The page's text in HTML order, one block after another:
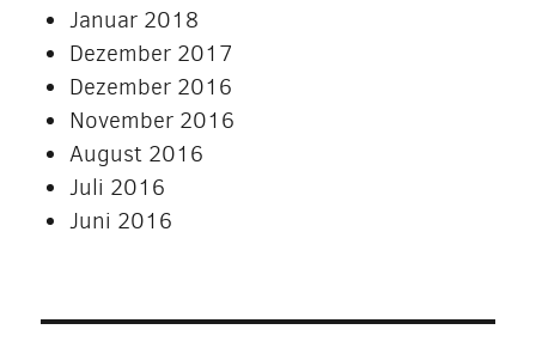
Januar 2018
Dezember 2017
Dezember 2016
November 2016
August 2016
Juli 2016
Juni 2016